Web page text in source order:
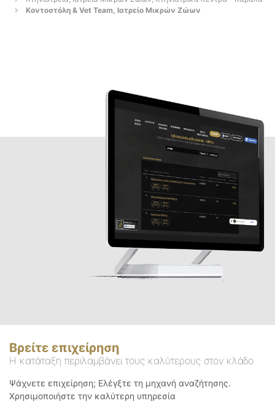
Κοντοστόλη & Vet Team, Ιατρείο Μικρών Ζώων
Βρείτε επιχείρηση
Η κατάταξη περιλαμβάνει τους καλύτερους στον κλάδο
Ψάχνετε επιχείρηση; Ελέγξτε τη μηχανή αναζήτησης.
Χρησιμοποιήστε την καλύτερη υπηρεσία